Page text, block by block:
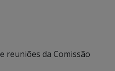
reuniões da Comissão